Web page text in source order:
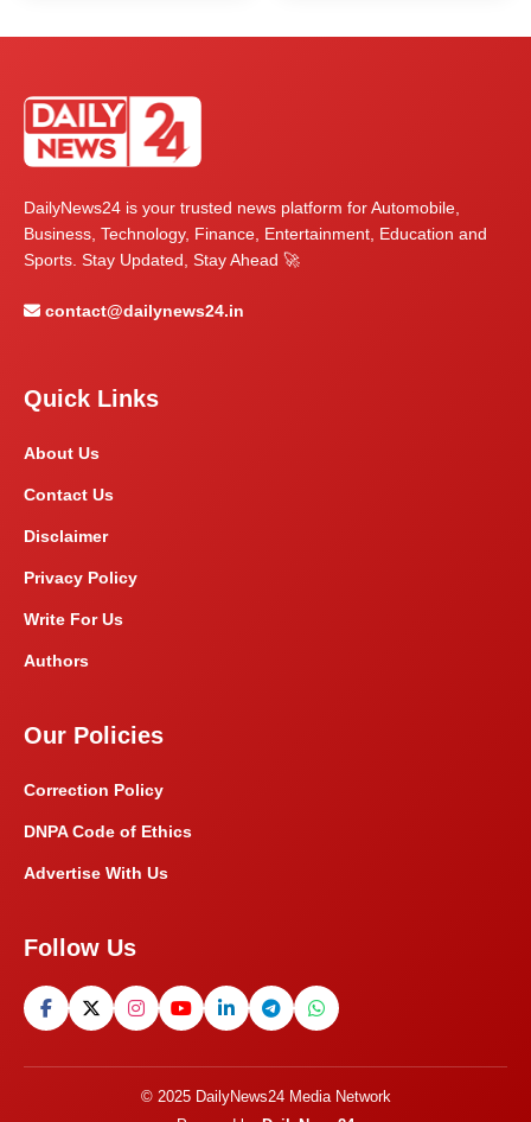
DailyNews24 is your trusted news platform for Automobile,
Business, Technology, Finance, Entertainment, Education and
Sports. Stay Updated, Stay Ahead 🚀
contact@dailynews24.in
Quick Links
About Us
Contact Us
Disclaimer
Privacy Policy
Write For Us
Authors
Our Policies
Correction Policy
DNPA Code of Ethics
Advertise With Us
Follow Us
© 2025 DailyNews24 Media Network